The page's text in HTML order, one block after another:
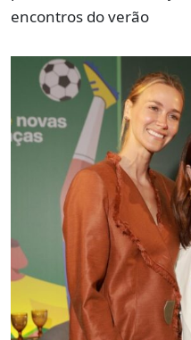
encontros do verão